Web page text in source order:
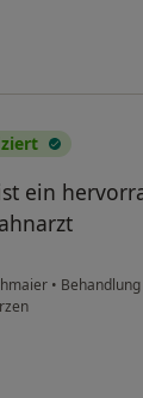
ein
•